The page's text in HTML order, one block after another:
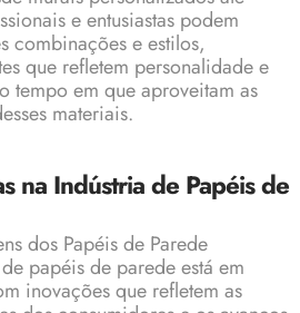
e entusiastas podem
combinações e estilos,
que refletem personalidade e
tempo em que aproveitam as
materiais.
na Indústria de Papéis de
dos Papéis de Parede
papéis de parede está em
inovações que refletem as